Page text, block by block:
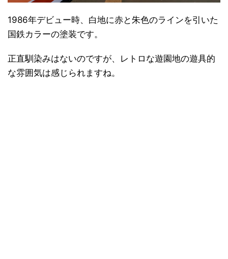
1986年デビュー時、白地に赤と朱色のラインを引いた
国鉄カラーの塗装です。
正直馴染みはないのですが、レトロな遊園地の遊具的
な雰囲気は感じられますね。